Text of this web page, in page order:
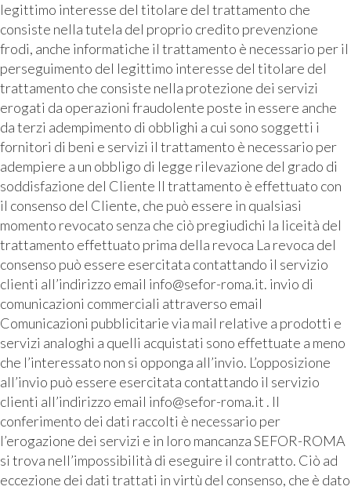
legittimo interesse del titolare del trattamento che
consiste nella tutela del proprio credito prevenzione
frodi, anche informatiche il trattamento è necessario per il
perseguimento del legittimo interesse del titolare del
trattamento che consiste nella protezione dei servizi
erogati da operazioni fraudolente poste in essere anche
da terzi adempimento di obblighi a cui sono soggetti i
fornitori di beni e servizi il trattamento è necessario per
adempiere a un obbligo di legge rilevazione del grado di
soddisfazione del Cliente Il trattamento è effettuato con
il consenso del Cliente, che può essere in qualsiasi
momento revocato senza che ciò pregiudichi la liceità del
trattamento effettuato prima della revoca La revoca del
consenso può essere esercitata contattando il servizio
clienti all’indirizzo email info@sefor-roma.it. invio di
comunicazioni commerciali attraverso email
Comunicazioni pubblicitarie via mail relative a prodotti e
servizi analoghi a quelli acquistati sono effettuate a meno
che l’interessato non si opponga all’invio. L’opposizione
all’invio può essere esercitata contattando il servizio
clienti all’indirizzo email info@sefor-roma.it . Il
conferimento dei dati raccolti è necessario per
l’erogazione dei servizi e in loro mancanza SEFOR-ROMA
si trova nell’impossibilità di eseguire il contratto. Ciò ad
eccezione dei dati trattati in virtù del consenso, che è dato